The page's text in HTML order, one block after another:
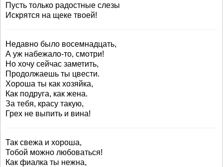
Пусть только радостные слезы
Искрятся на щеке твоей!
Недавно было восемнадцать,
А уж набежало-то, смотри!
Но хочу сейчас заметить,
Продолжаешь ты цвести.
Хороша ты как хозяйка,
Как подруга, как жена.
За тебя, красу такую,
Грех не выпить и вина!
Так свежа и хороша,
Тобой можно любоваться!
Как фиалка ты нежна,